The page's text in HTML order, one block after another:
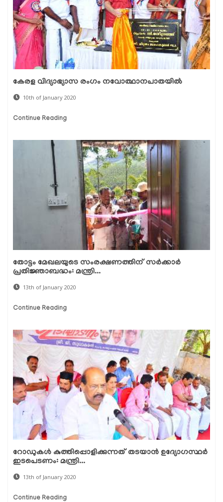
കേരള വിദ്യാഭ്യാസ രംഗം നവോത്ഥാനപാതയില്‍
10th of January 2020
Continue Reading
തോട്ടം മേഖലയുടെ സംരക്ഷണത്തിന് സര്‍ക്കാര്‍
പ്രതിജ്ഞാബദ്ധം: മന്ത്രി...
13th of January 2020
Continue Reading
റോഡുകള്‍ കുത്തിപ്പൊളിക്കുന്നത് തടയാന്‍ ഉദ്യോഗസ്ഥര്‍
ഇടപെടണം: മന്ത്രി...
13th of January 2020
Continue Reading